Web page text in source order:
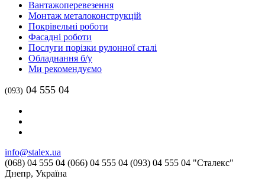
Вантажоперевезення
Монтаж металоконструкцій
Покрівельні роботи
Фасадні роботи
Послуги порізки рулонної сталі
Обладнання б/у
Ми рекомендуємо
(093) 04 555 04
info@stalex.ua
(068) 04 555 04 (066) 04 555 04 (093) 04 555 04 "Сталекс"
Днепр, Україна